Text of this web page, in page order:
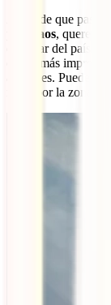
Antes de que
por Laos,
disfrutar del país, te
cueva más
arrozales. Puedes
moto por la zona.